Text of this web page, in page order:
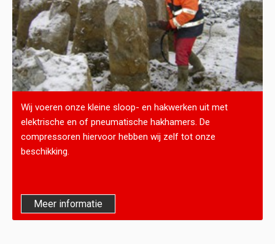
Wij voeren onze kleine sloop- en hakwerken uit met
elektrische en of pneumatische hakhamers. De
compressoren hiervoor hebben wij zelf tot onze
beschikking.
Meer informatie